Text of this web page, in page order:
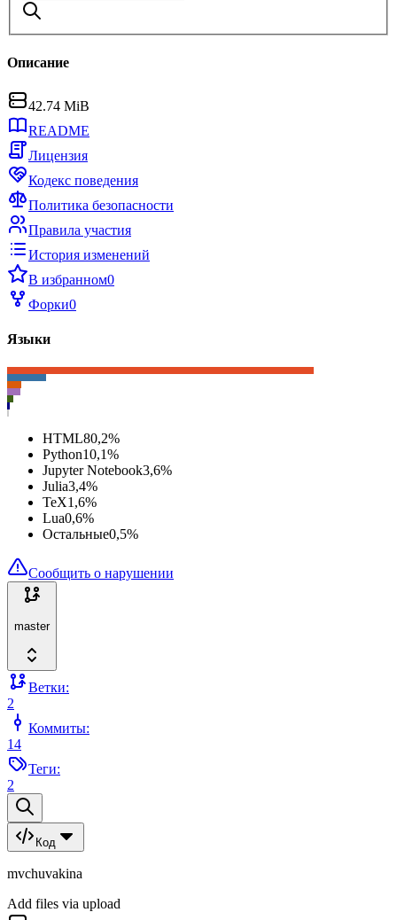
Описание
42.74 MiB
README
Лицензия
Кодекс поведения
Политика безопасности
Правила участия
История изменений
В избранном0
Форки0
Языки
HTML80,2%
Python10,1%
Jupyter Notebook3,6%
Julia3,4%
TeX1,6%
Lua0,6%
Остальные0,5%
Сообщить о нарушении
master
Ветки:
2
Коммиты:
14
Теги:
2
Код
mvchuvakina
Add files via upload